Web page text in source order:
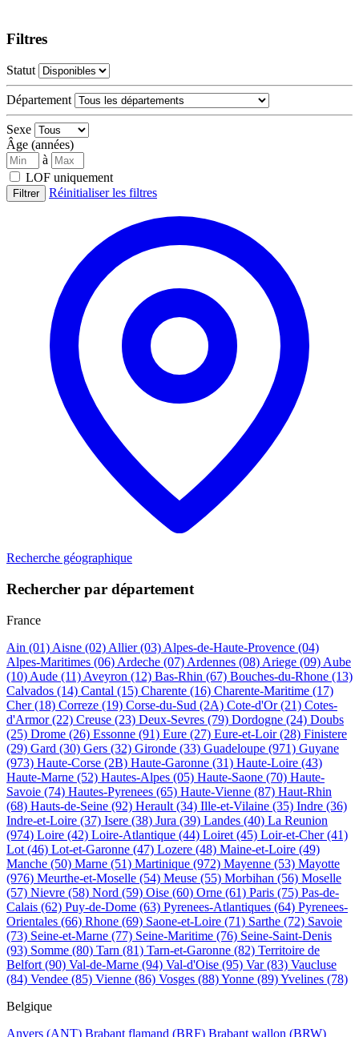
Filtres
Statut
Département
Sexe
Âge (années)
à
LOF uniquement
Filtrer Réinitialiser les filtres
Recherche géographique
Rechercher par département
France
Ain (01) Aisne (02) Allier(03) Alpes-de-Haute-Provence (04)
Alpes-Maritimes (06) Ardeche (07) Ardennes (08) Ariege (09) Aube
(10) Aude (11) Aveyron (12) Bas-Rhin (67) Bouches-du-Rhone (13)
Calvados (14) Cantal (15) Charente (16) Charente-Maritime (17)
Cher(18) Correze (19) Corse-du-Sud (2A) Cote-d'Or(21) Cotes-
d'Armor(22) Creuse (23) Deux-Sevres (79) Dordogne (24) Doubs
(25) Drome (26) Essonne (91) Eure (27) Eure-et-Loir(28) Finistere
(29) Gard (30) Gers (32) Gironde (33) Guadeloupe (971) Guyane
(973) Haute-Corse (2B) Haute-Garonne (31) Haute-Loire (43)
Haute-Marne (52) Hautes-Alpes (05) Haute-Saone (70) Haute-
Savoie (74) Hautes-Pyrenees (65) Haute-Vienne (87) Haut-Rhin
(68) Hauts-de-Seine (92) Herault (34) Ille-et-Vilaine (35) Indre (36)
Indre-et-Loire (37) Isere (38) Jura (39) Landes (40) La Reunion
(974) Loire (42) Loire-Atlantique (44) Loiret (45) Loir-et-Cher(41)
Lot (46) Lot-et-Garonne (47) Lozere (48) Maine-et-Loire (49)
Manche (50) Marne (51) Martinique (972) Mayenne (53) Mayotte
(976) Meurthe-et-Moselle (54) Meuse (55) Morbihan (56) Moselle
(57) Nievre (58) Nord (59) Oise (60) Orne (61) Paris (75) Pas-de-
Calais (62) Puy-de-Dome (63) Pyrenees-Atlantiques (64) Pyrenees-
Orientales (66) Rhone (69) Saone-et-Loire (71) Sarthe (72) Savoie
(73) Seine-et-Marne (77) Seine-Maritime (76) Seine-Saint-Denis
(93) Somme (80) Tarn (81) Tarn-et-Garonne (82) Territoire de
Belfort (90) Val-de-Marne (94) Val-d'Oise (95) Var(83) Vaucluse
(84) Vendee (85) Vienne (86) Vosges (88)Yonne (89)Yvelines (78)
Belgique
Anvers (ANT) Brabant flamand (BRF) Brabant wallon (BRW)